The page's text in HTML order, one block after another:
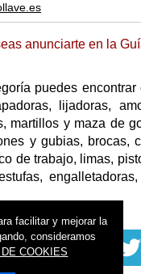
anunciarte en la
puedes
lijadoras,
martillos y maza de
y gubias, brocas,
de trabajo, limas,
facilitar y mejorar la
consideramos
COOKIES